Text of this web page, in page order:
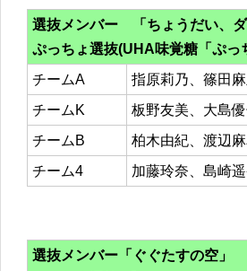
選抜メンバー 「ちょうだい、ダ
ぷっちょ選抜(UHA味覚糖「ぷ
チームA
指原莉乃、篠田
チームK
板野友美、大島
チームB
柏木由紀、渡辺
チーム4
加藤玲奈、島崎
選抜メンバー「ぐぐたすの空」